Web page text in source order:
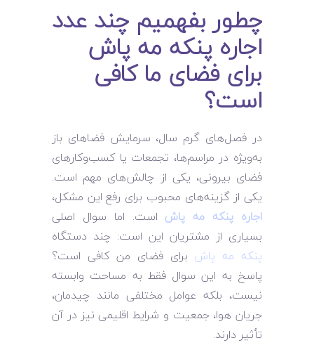
چطور بفهمیم چند عدد
اجاره پنکه مه پاش
برای فضای ما کافی
است؟
در فصل‌های گرم سال، سرمایش فضاهای باز
به‌ویژه در مراسم‌ها، تجمعات یا کسب‌وکارهای
فضای بیرونی، یکی از چالش‌های مهم است.
یکی از گزینه‌های محبوب برای رفع این مشکل،
اجاره پنکه مه پاشاست. اما سوال اصلی
بسیاری از مشتریان این است: چند دستگاه
پنکه مه پاش برای فضای من کافی است؟
پاسخ به این سوال فقط به مساحت وابسته
نیست، بلکه عوامل مختلفی مانند چیدمان،
جریان هوا، جمعیت و شرایط اقلیمی نیز در آن
تأثیر دارند.